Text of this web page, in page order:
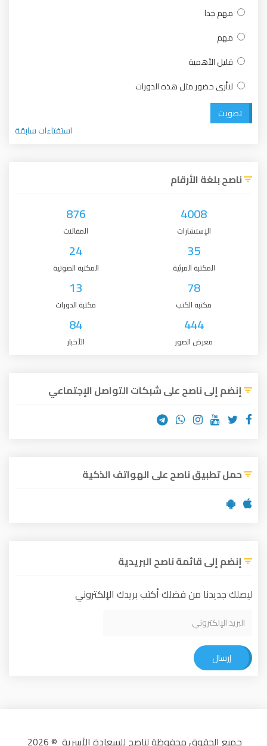
مهم جدا
مهم
قليل الأهمية
لاأرى حضور مثل هذه الدورات
تصويت
استفتاءات سابقة
ناصح بلغة الأرقام
4008
الإستشارات
876
المقالات
35
المكتبة المرئية
24
المكتبة الصوتية
78
مكتبة الكتب
13
مكتبة الدورات
444
معرض الصور
84
الأخبار
إنضم إلى ناصح على شبكات التواصل الإجتماعي
حمل تطبيق ناصح على الهواتف الذكية
إنضم إلى قائمة ناصح البريدية
ليصلك جديدنا من فضلك أكتب بريدك الإلكتروني
إرسال